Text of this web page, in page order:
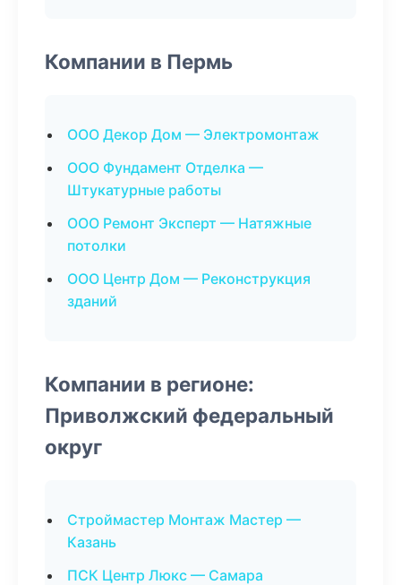
Компании в Пермь
ООО Декор Дом — Электромонтаж
ООО Фундамент Отделка —
Штукатурные работы
ООО Ремонт Эксперт — Натяжные
потолки
ООО Центр Дом — Реконструкция
зданий
Компании в регионе:
Приволжский федеральный
округ
Строймастер Монтаж Мастер —
Казань
ПСК Центр Люкс — Самара